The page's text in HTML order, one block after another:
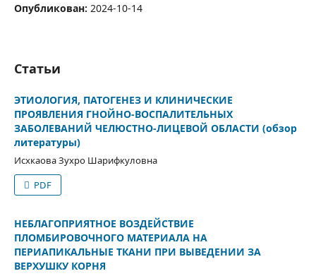
Опубликован: 2024-10-14
Статьи
ЭТИОЛОГИЯ, ПАТОГЕНЕЗ И КЛИНИЧЕСКИЕ
ПРОЯВЛЕНИЯ ГНОЙНО-ВОСПАЛИТЕЛЬНЫХ
ЗАБОЛЕВАНИЙ ЧЕЛЮСТНО-ЛИЦЕВОЙ ОБЛАСТИ (обзор
литературы)
Исхкаова Зухро Шарифкуловна
PDF
НЕБЛАГОПРИЯТНОЕ ВОЗДЕЙСТВИЕ
ПЛОМБИРОВОЧНОГО МАТЕРИАЛА НА
ПЕРИАПИКАЛЬНЫЕ ТКАНИ ПРИ ВЫВЕДЕНИИ ЗА
ВЕРХУШКУ КОРНЯ